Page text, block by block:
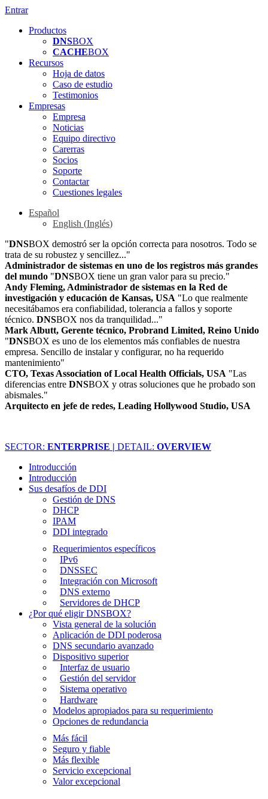
Entrar
Productos
DNSBOX
CACHEBOX
Recursos
Hoja de datos
Caso de estudio
Testimonios
Empresas
Empresa
Noticias
Equipo directivo
Carerras
Socios
Soporte
Contactar
Cuestiones legales
Español
English (Inglés)
"DNSBOX demostró ser la opción correcta para nosotros. Todo se
trata de su robustez y sencillez..."
Administrador de sistemas en uno de los registros más grandes
del mundo "DNSBOX tiene un gran valor para su precio."
Andy Fleming, Administrador de sistemas en la Red de
investigación y educación de Kansas, USA "Lo que realmente
necesitábamos era confiabilidad, tolerancia a fallos y soporte
técnico. DNSBOX nos da tranquilidad..."
Mark Albutt, Gerente técnico, Probrand Limited, Reino Unido
"DNSBOX es uno de los elementos más confiables de nuestra
empresa. Sencillo de instalar y configurar, no ha requerido
mantenimiento"
CTO, Texas Association of Local Health Officials, USA "Las
diferencias entre DNSBOX y otras soluciones que he probado son
abismales."
Arquitecto en jefe de redes, Leading Hollywood Studio, USA
SECTOR: ENTERPRISE | DETAIL: OVERVIEW
Introducción
Introducción
Sus desafíos de DDI
Gestión de DNS
DHCP
IPAM
DDI integrado
Requerimientos específicos
IPv6
DNSSEC
Integración con Microsoft
DNS externo
Servidores de DHCP
¿Por qué eligir DNSBOX?
Vista general de la solución
Aplicación de DDI poderosa
DNS secundario avanzado
Dispositivo superior
Interfaz de usuario
Gestión del servidor
Sistema operativo
Hardware
Modelos apropiados para su requerimiento
Opciones de redundancia
Más fácil
Seguro y fiable
Más flexible
Servicio excepcional
Valor excepcional